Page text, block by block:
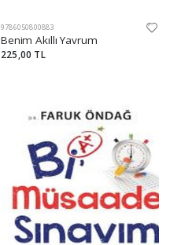
9786050800883
Benim Akıllı Yavrum
225,00 TL